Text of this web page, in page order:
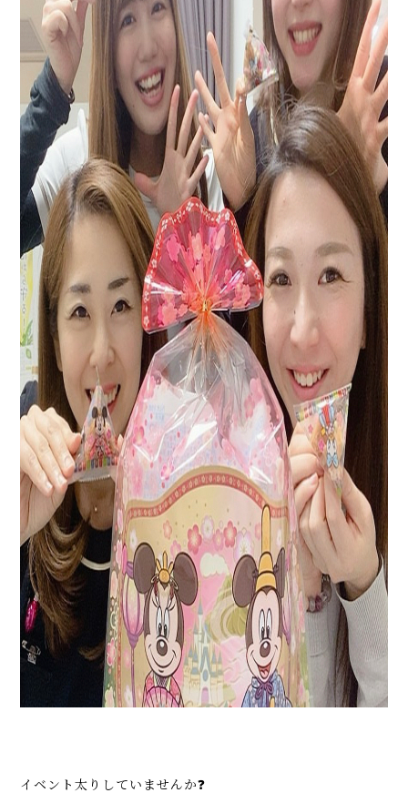
イベント太りしていませんか❓